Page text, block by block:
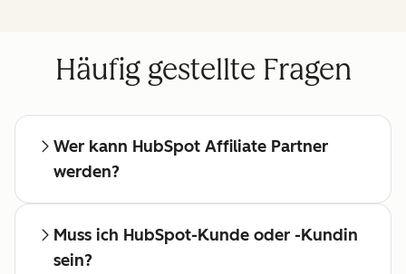
Häufig gestellte Fragen
Wer kann HubSpot Affiliate Partner
werden?
Muss ich HubSpot-Kunde oder -Kundin
sein?